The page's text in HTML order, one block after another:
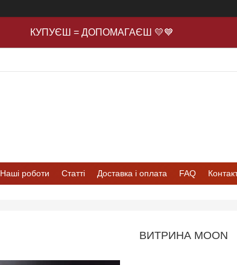
КУПУЄШ = ДОПОМАГАЄШ 💛💙
Наші роботи Статті Доставка і оплата FAQ
ВИТРИНА MOON